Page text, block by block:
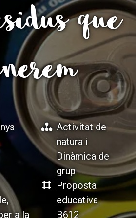
que
Activitat de
natura i
Dinàmica de
grup
a la
Proposta
educativa
B612
I JOVES
ESPLAIS
TERCER SECTOR
I JOVES
ESPLAIS
TERCER SECTOR